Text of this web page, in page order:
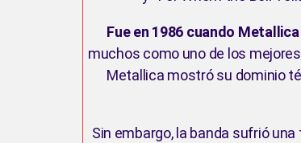
Fue en 1986 cuando
muchos como uno de los
Metallica mostró su dominio
Sin embargo, la banda sufrió